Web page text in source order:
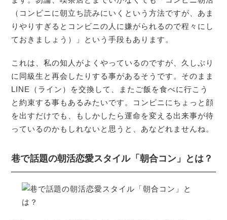
（コンビニに朝立ち読みにいくという方法ですが、あま
りやりすぎるとコンビニの人に嫌がられるので程々にし
ておきましょう）」という手段もあります。
これは、私の知人がよくやっているのですが、久しぶり
に同級生と再会したりする事があるそうです。そのまま
LINE（ライン）を交換して、またご飯を食べに行こう
と約束する事もあるみたいです。コンビニにちょっと顔
を出すだけでも、もしかしたら運命を変える出来事が待
っているのかもしれないと思うと、あなどれませんね。
巷で話題の朝活恋愛スタイル「朝合コン」とは？